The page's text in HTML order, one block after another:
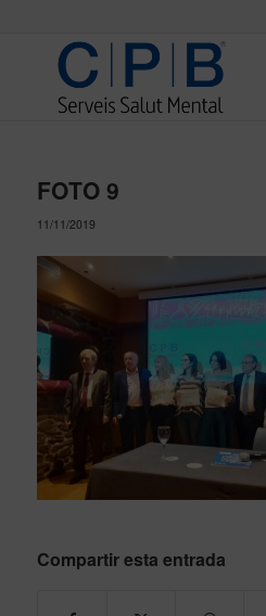
FOTO 9
11/11/2019
Compartir esta entrada